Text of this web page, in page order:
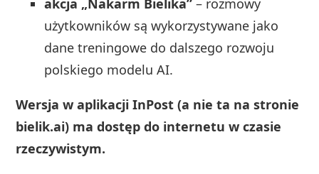
akcja „Nakarm Bielika” – rozmowy
użytkowników są wykorzystywane jako
dane treningowe do dalszego rozwoju
polskiego modelu AI.
Wersja w aplikacji InPost (a nie ta na stronie
bielik.ai) ma dostęp do internetu w czasie
rzeczywistym.